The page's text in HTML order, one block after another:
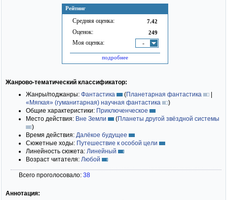
Рейтинг
Средняя оценка: 7.42
Оценок: 249
Моя оценка: -
подробнее
Жанрово-тематический классификатор:
Жанры/поджанры: Фантастика (Планетарная фантастика
|
«Мягкая» (гуманитарная) научная фантастика
)
Общие характеристики: Приключенческое
Место действия: Вне Земли (Планеты другой звёздной системы
)
Время действия: Далёкое будущее
Сюжетные ходы: Путешествие к особой цели
Линейность сюжета: Линейный
Возраст читателя: Любой
Всего проголосовало: 38
Аннотация: